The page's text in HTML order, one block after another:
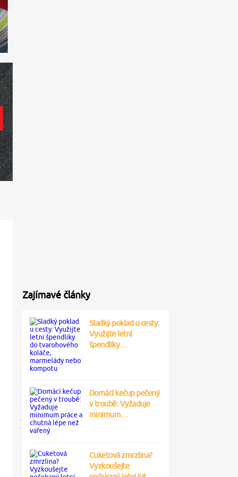
Zajímavé články
Sladký poklad u cesty:
Využijte letní
špendlíky…
Domácí kečup pečený
v troubě: Vyžaduje
minimum…
Cuketová zmrzlina?
Vyzkoušejte